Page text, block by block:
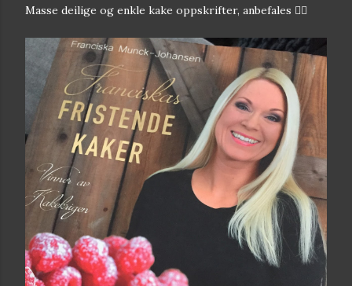
Masse deilige og enkle kake oppskrifter, anbefales 👍🏻